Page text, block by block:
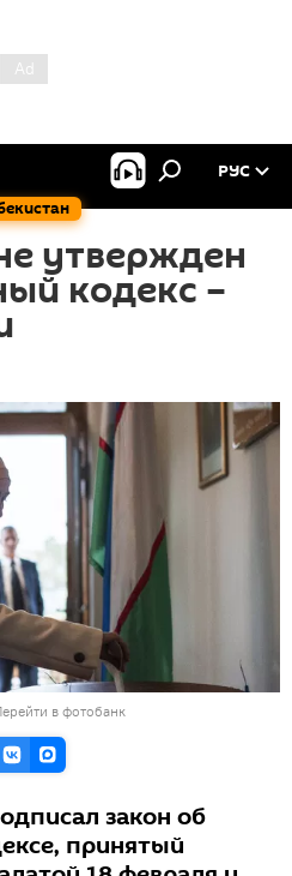
РУС
утвержден
кодекс –
в фотобанк
закон об
принятый